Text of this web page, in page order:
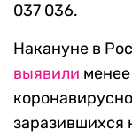
037 036.
Накануне в
выявили
заразившихся